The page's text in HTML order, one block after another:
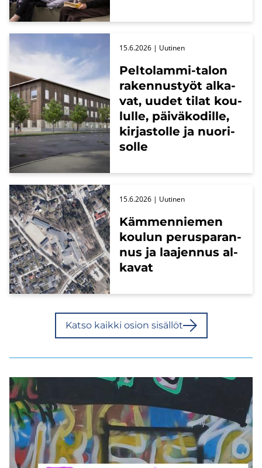
Peltolammi-​talon
ra­ken­nus­työt al­ka­
vat, uudet tilat kou­
lul­le, päi­vä­ko­dil­le,
kir­jas­tol­le ja nuo­ri­
sol­le
15.6.2026 | Uu­ti­nen
Käm­men­nie­men
kou­lun pe­rus­pa­ran­
nus ja laa­jen­nus al­
ka­vat
15.6.2026 | Uu­ti­nen
Katso kaik­ki osion si­säl­löt